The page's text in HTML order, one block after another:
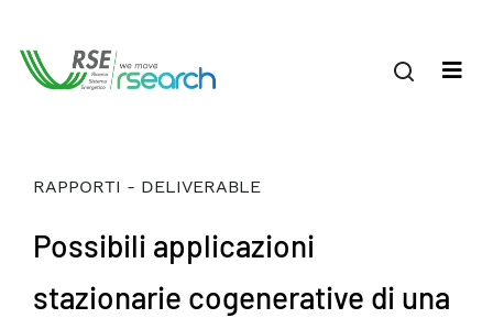
RAPPORTI - DELIVERABLE
Possibili applicazioni
stazionarie cogenerative di una